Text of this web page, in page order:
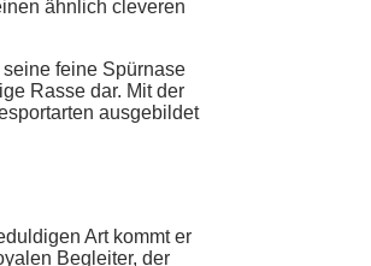
ähnlich cleveren
feine Spürnase
Rasse dar. Mit der
ausgebildet
Art kommt er
Begleiter, der